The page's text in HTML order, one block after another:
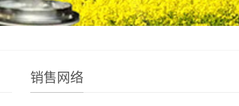
销售网络